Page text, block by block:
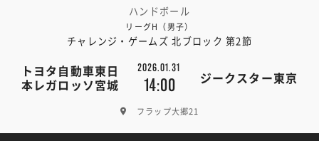
ハンドボール
リーグH（男子）
チャレンジ・ゲームズ 北ブロック 第2節
トヨタ自動車東日
本レガロッソ宮城
2026.01.31
14:00 ジークスター東京
フラップ大郷21